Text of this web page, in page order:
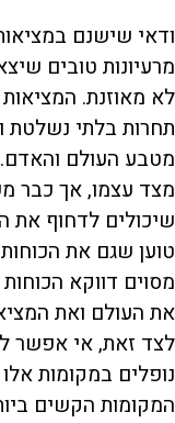
ודאי שישנם
מרעיונות טובים
לא מאוזנת.
תחרות בלתי
מטבע העולם
מצד עצמו, אך כבר
שיכולים לדחוף את
טוען שגם את הכוחות
מסוים דווקא
את העולם ואת
לצד זאת, אי אפשר
נופלים במקומות
המקומות הקשים